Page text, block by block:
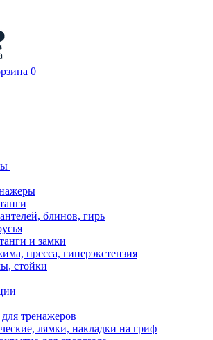
0
блинов, гирь
и замки
пресса, гиперэкстензия
стойки
тренажеров
лямки, накладки на гриф